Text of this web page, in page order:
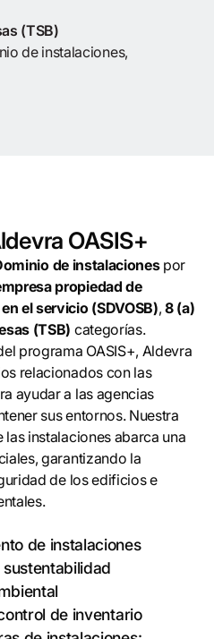
(TSB)
de instalaciones,
OASIS+
de instalaciones por
propiedad de
el servicio (SDVOSB),8 (a)
(TSB) categorías.
programa OASIS+, Aldevra
relacionados con las
ayudar a las agencias
sus entornos. Nuestra
instalaciones abarca una
garantizando la
de los edificios e
de instalaciones
de inventario